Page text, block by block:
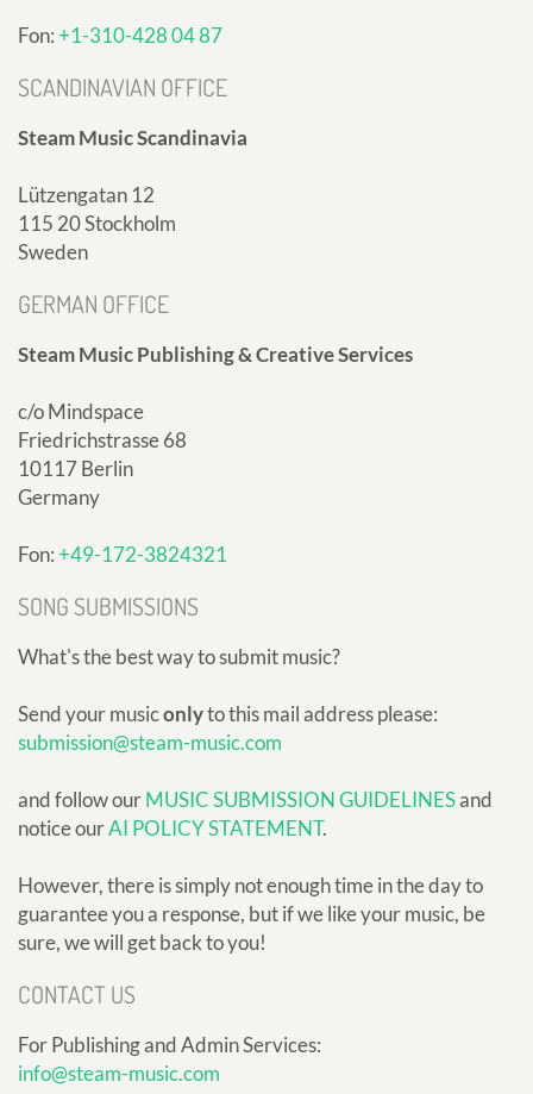
Fon:+1-310-428 04 87
SCANDINAVIAN OFFICE
Steam Music Scandinavia
Lützengatan 12
115 20 Stockholm
Sweden
GERMAN OFFICE
Steam Music Publishing & Creative Services
c/o Mindspace
Friedrichstrasse 68
10117 Berlin
Germany
Fon:+49-172-3824321
SONG SUBMISSIONS
What's the best way to submit music?
Send your musiconlyto this mail address please:
submission@steam-music.com
and follow ourMUSIC SUBMISSION GUIDELINESand
notice ourAI POLICY STATEMENT.
However, there is simply not enough time in the day to
guarantee you a response, but if we like your music, be
sure, we will get back to you!
CONTACT US
For Publishing and Admin Services:
info@steam-music.com